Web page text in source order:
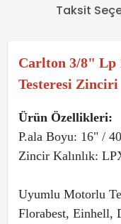
Taksit
Carlton 3/8" Lp
Testeresi Zinciri
Ürün Özellikleri:
P.ala Boyu: 16" /
Zincir Kalınlık:
Uyumlu Motorlu
Florabest, Einhell,